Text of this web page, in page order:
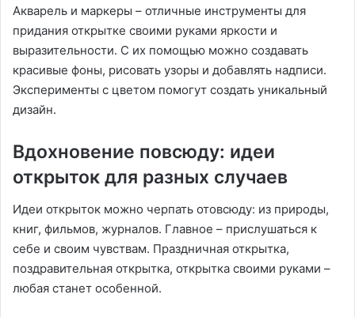
Акварель и маркеры – отличные инструменты для
придания открытке своими руками яркости и
выразительности. С их помощью можно создавать
красивые фоны, рисовать узоры и добавлять надписи.
Эксперименты с цветом помогут создать уникальный
дизайн.
Вдохновение повсюду: идеи
открыток для разных случаев
Идеи открыток можно черпать отовсюду: из природы,
книг, фильмов, журналов. Главное – прислушаться к
себе и своим чувствам. Праздничная открытка,
поздравительная открытка, открытка своими руками –
любая станет особенной.